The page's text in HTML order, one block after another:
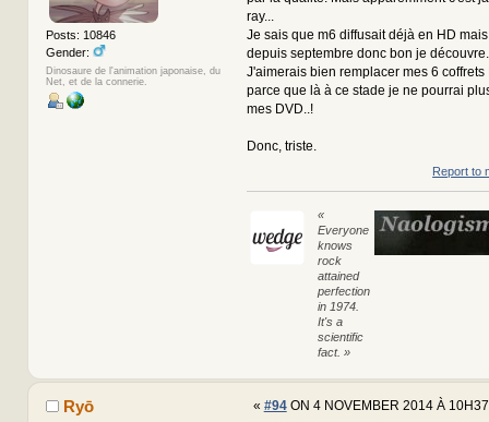
Posts: 10846
Gender:
Dinosaure de l'animation japonaise, du
Net, et de la connerie.
ray...
Je sais que m6 diffusait déjà en HD
depuis septembre donc bon je
J'aimerais bien remplacer mes 6 coffrets
parce que là à ce stade je ne pourrai
mes DVD..!
Donc, triste.
Report to
«
Everyone
knows
rock
attained
perfection
in 1974.
It's a
scientific
fact. »
Ryō « #94ON 4 NOVEMBER 2014 À